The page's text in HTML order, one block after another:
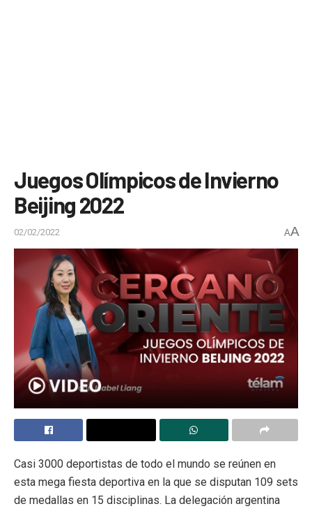
Juegos Olímpicos de Invierno
Beijing 2022
02/02/2022 AA
Casi 3000 deportistas de todo el mundo se reúnen en
esta mega fiesta deportiva en la que se disputan 109 sets
de medallas en 15 disciplinas. La delegación argentina